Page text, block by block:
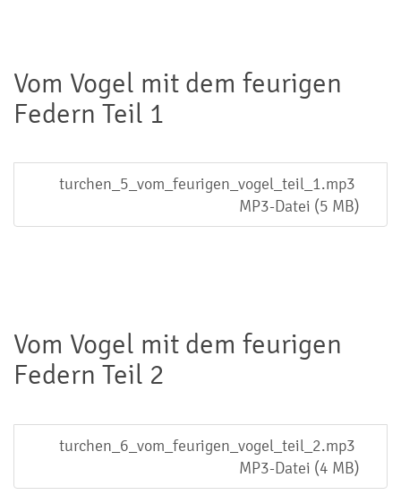
Vom Vogel mit dem feurigen
Federn Teil 1
turchen_5_vom_feurigen_vogel_teil_1.mp3
MP3-Datei (5 MB)
Vom Vogel mit dem feurigen
Federn Teil 2
turchen_6_vom_feurigen_vogel_teil_2.mp3
MP3-Datei (4 MB)